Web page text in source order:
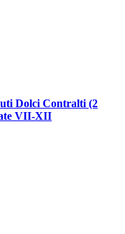
Dolci Contralti (2
VII-XII